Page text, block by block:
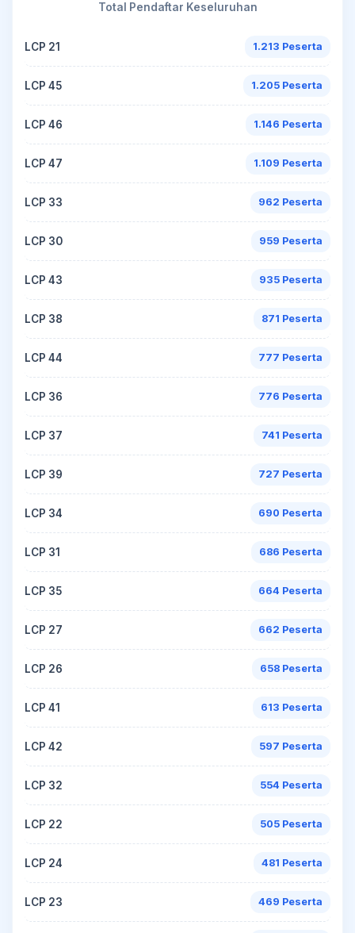
Total Pendaftar Keseluruhan
LCP 21 1.213 Peserta
LCP 45 1.205 Peserta
LCP 46 1.146 Peserta
LCP 47 1.109 Peserta
LCP 33 962 Peserta
LCP 30 959 Peserta
LCP 43 935 Peserta
LCP 38 871 Peserta
LCP 44 777 Peserta
LCP 36 776 Peserta
LCP 37 741 Peserta
LCP 39 727 Peserta
LCP 34 690 Peserta
LCP 31 686 Peserta
LCP 35 664 Peserta
LCP 27 662 Peserta
LCP 26 658 Peserta
LCP 41 613 Peserta
LCP 42 597 Peserta
LCP 32 554 Peserta
LCP 22 505 Peserta
LCP 24 481 Peserta
LCP 23 469 Peserta